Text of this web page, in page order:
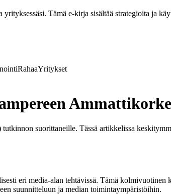
Tämä e-kirja sisältää strategioita ja
RahaaYritykset
suorittaneille. Tässä artikkelissa
eri media-alan tehtävissä. Tämä
suunnitteluun ja median toimintaympäristöihin.